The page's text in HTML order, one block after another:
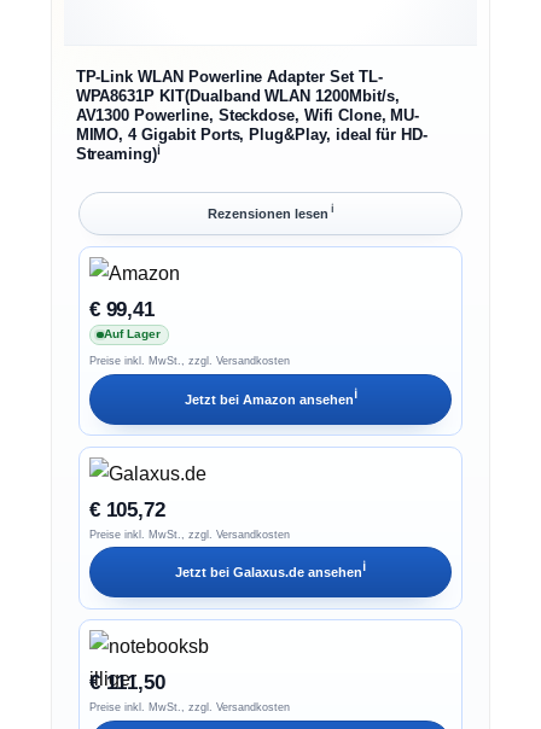
TP-Link WLAN Powerline Adapter Set TL-
WPA8631P KIT(Dualband WLAN 1200Mbit/s,
AV1300 Powerline, Steckdose, Wifi Clone, MU-
MIMO, 4 Gigabit Ports, Plug&Play, ideal für HD-
Streaming)ℹ︎
Rezensionen lesen ℹ︎
€ 99,41
Auf Lager
Preise inkl. MwSt., zzgl. Versandkosten
Jetzt bei Amazon ansehenℹ︎
€ 105,72
Preise inkl. MwSt., zzgl. Versandkosten
Jetzt bei Galaxus.de ansehenℹ︎
€ 111,50
Preise inkl. MwSt., zzgl. Versandkosten